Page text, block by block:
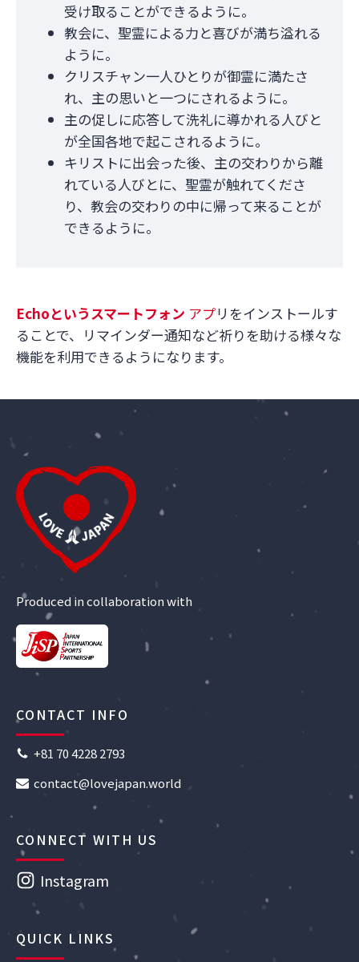
受け取ることができるように。
教会に、聖霊による力と喜びが満ち溢れる
ように。
クリスチャン一人ひとりが御霊に満たさ
れ、主の思いと一つにされるように。
主の促しに応答して洗礼に導かれる人びと
が全国各地で起こされるように。
キリストに出会った後、主の交わりから離
れている人びとに、聖霊が触れてくださ
り、教会の交わりの中に帰って来ることが
できるように。
Echoというスマートフォン アプリをインストールす
ることで、リマインダー通知など祈りを助ける様々な
機能を利用できるようになります。
Produced in collaboration with
CONTACT INFO
+81 70 4228 2793
contact@lovejapan.world
CONNECT WITH US
Instagram
QUICK LINKS